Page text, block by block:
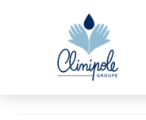
AMIEL